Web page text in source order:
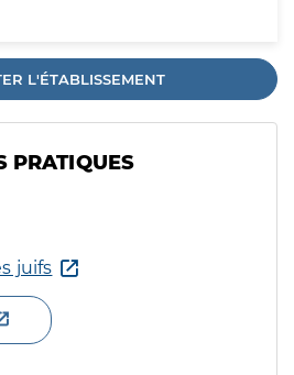
L'ÉTABLISSEMENT
PRATIQUES
juifs